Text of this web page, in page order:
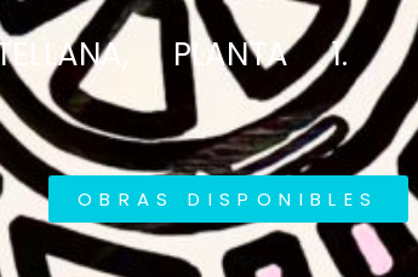
PLANTA 1.
OBRAS DISPONIBLES